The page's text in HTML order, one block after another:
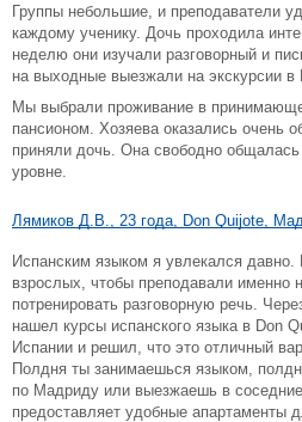
Группы небольшие, и преподаватели
каждому ученику. Дочь проходила
неделю они изучали разговорный и
на выходные выезжали на экскурсии
Мы выбрали проживание в
пансионом. Хозяева оказались очень
приняли дочь. Она свободно
уровне.
Лямиков Д.В., 23 года, Don Quijote,
Испанским языком я увлекался давно.
взрослых, чтобы преподавали именно
потренировать разговорную речь.
нашел курсы испанского языка в Don
Испании и решил, что это отличный
Полдня ты занимаешься языком,
по Мадриду или выезжаешь в
предоставляет удобные апартаменты